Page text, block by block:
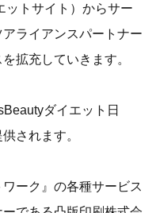
ットサイト）からサー
ライアンスパートナー
拡充していきます。
ダイエット日
されます。
ーク』の各種サービス